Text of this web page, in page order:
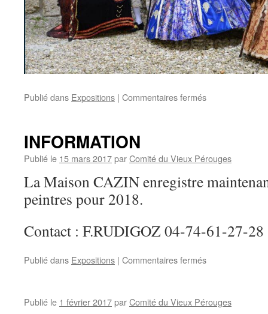
Publié dans Expositions | Commentaires ferméssur
INFORMATION
Publié le 15 mars 2017parComité du Vieux Pérouges
La Maison CAZIN enregistre
peintres pour 2018.
Contact : F.RUDIGOZ 04-74-61-27-28
Publié dans Expositions | Commentaires ferméssur
Publié le 1 février 2017parComité du Vieux Pérouges